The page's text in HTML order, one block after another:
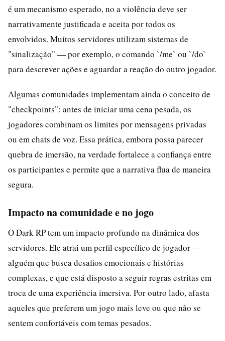
é um mecanismo esperado, no a violência deve ser
narrativamente justificada e aceita por todos os
envolvidos. Muitos servidores utilizam sistemas de
"sinalização" — por exemplo, o comando `/me` ou `/do`
para descrever ações e aguardar a reação do outro jogador.
Algumas comunidades implementam ainda o conceito de
"checkpoints": antes de iniciar uma cena pesada, os
jogadores combinam os limites por mensagens privadas
ou em chats de voz. Essa prática, embora possa parecer
quebra de imersão, na verdade fortalece a confiança entre
os participantes e permite que a narrativa flua de maneira
segura.
Impacto na comunidade e no jogo
O Dark RP tem um impacto profundo na dinâmica dos
servidores. Ele atrai um perfil específico de jogador —
alguém que busca desafios emocionais e histórias
complexas, e que está disposto a seguir regras estritas em
troca de uma experiência imersiva. Por outro lado, afasta
aqueles que preferem um jogo mais leve ou que não se
sentem confortáveis com temas pesados.